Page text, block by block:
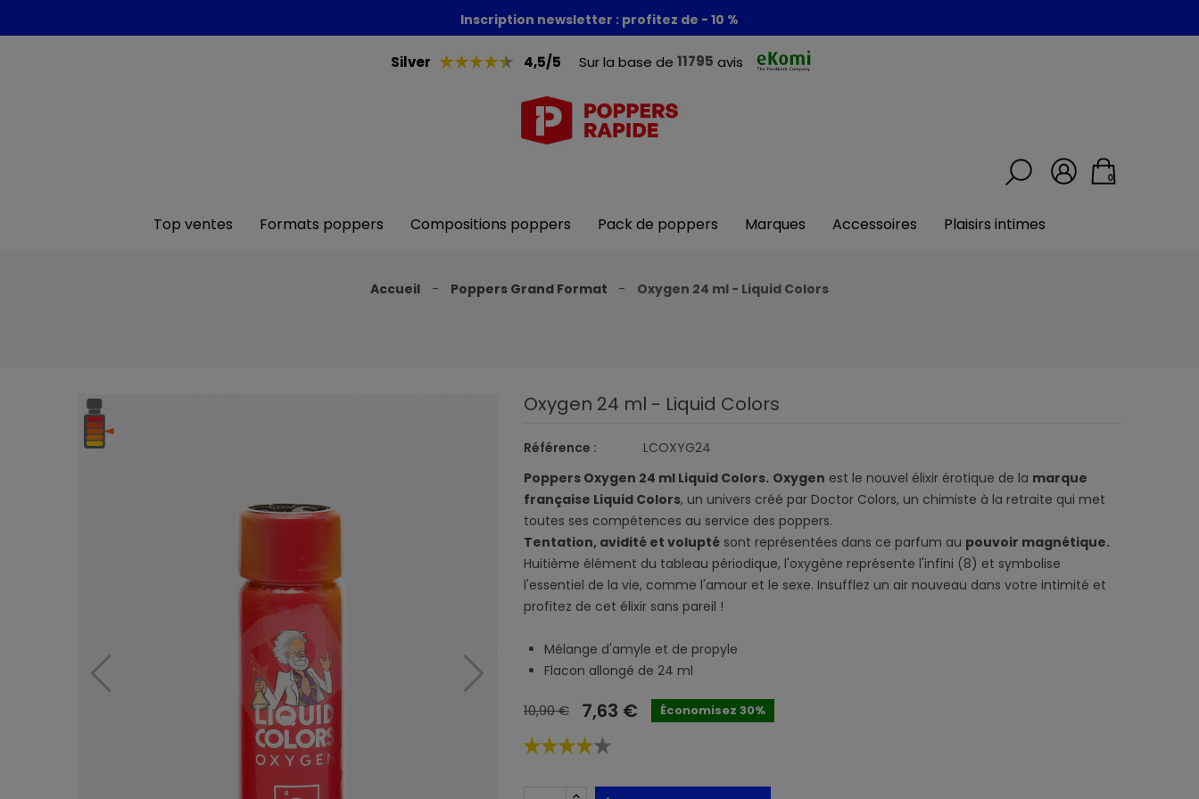
Foire aux poppers : - 30% + 1 poppers offert
Inscription newsletter : profitez de - 10 %
Silver 4,5/5 Sur la base de11795 avis
0
Top ventes Formats poppers Compositions poppers Pack de poppers Marques Accessoires Plaisirs intimes
Accueil Poppers Grand Format Oxygen 24 ml - Liquid Colors
Oxygen 24 ml - Liquid Colors
Référence :
LCOXYG24
Poppers Oxygen 24 ml Liquid Colors. Oxygen est le nouvel élixir érotique de la marque
française Liquid Colors, un univers créé par Doctor Colors, un chimiste à la retraite qui met
toutes ses compétences au service des poppers.
Tentation, avidité et volupté sont représentées dans ce parfum au pouvoir magnétique.
Huitième élément du tableau périodique, l'oxygène représente l'infini (8) et symbolise
l'essentiel de la vie, comme l'amour et le sexe. Insufflez un air nouveau dans votre intimité et
profitez de cet élixir sans pareil !
Mélange d'amyle et de propyle
Flacon allongé de 24 ml
10,90 € 7,63 € Économisez 30%